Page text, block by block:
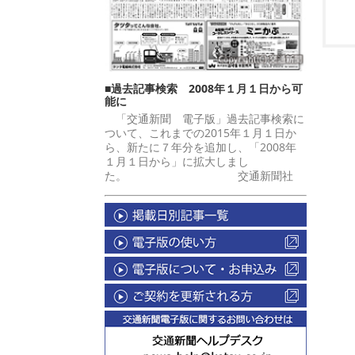
■過去記事検索 2008年１月１日から可
能に
「交通新聞 電子版」過去記事検索に
ついて、これまでの2015年１月１日か
ら、新たに７年分を追加し、「2008年
１月１日から」に拡大しまし
た。 交通新聞社